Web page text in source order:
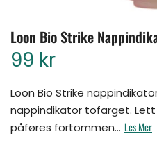
Loon Bio Strike
99 kr
Loon Bio Strike
nappindikator tofarget.
påføres fortommen... Les Mer